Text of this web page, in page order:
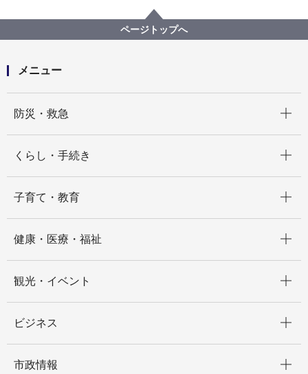
新型コロナウイルス感染症による新たな市内の患者確
認について
ページトップへ
メニュー
防災・救急
くらし・手続き
子育て・教育
健康・医療・福祉
観光・イベント
ビジネス
市政情報